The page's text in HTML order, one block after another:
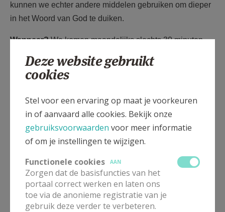
kunnen we echter andere middelen gebruiken om dieper
in het Woord van God te duiken.
Wanneer? We komen maandelijks slechts 30 minuten
Indien de bijeenkomst plaatsvindt in de Sint-
komen we samen vóórde Eucharistieviering. En als de
bijeenkomst plaatsvindt in Sint-Antonius Abt-kerk
Moerbeke of OLV-Hemelvaartkerk Eksaarde ontmoeten
we elkaar na de mis. Zie dekalendermet concrete data.
Nieuwsgierig?Voel je je welkom!
Pr. Orlando
Deze website gebruikt
cookies
Stel voor een ervaring op maat je voorkeuren
in of aanvaard alle cookies. Bekijk onze
gebruiksvoorwaarden voor meer informatie
of om je instellingen te wijzigen.
Functionele cookies
AAN
Zorgen dat de basisfuncties van het
portaal correct werken en laten ons
toe via de anonieme registratie van je
gebruik deze verder te verbeteren.